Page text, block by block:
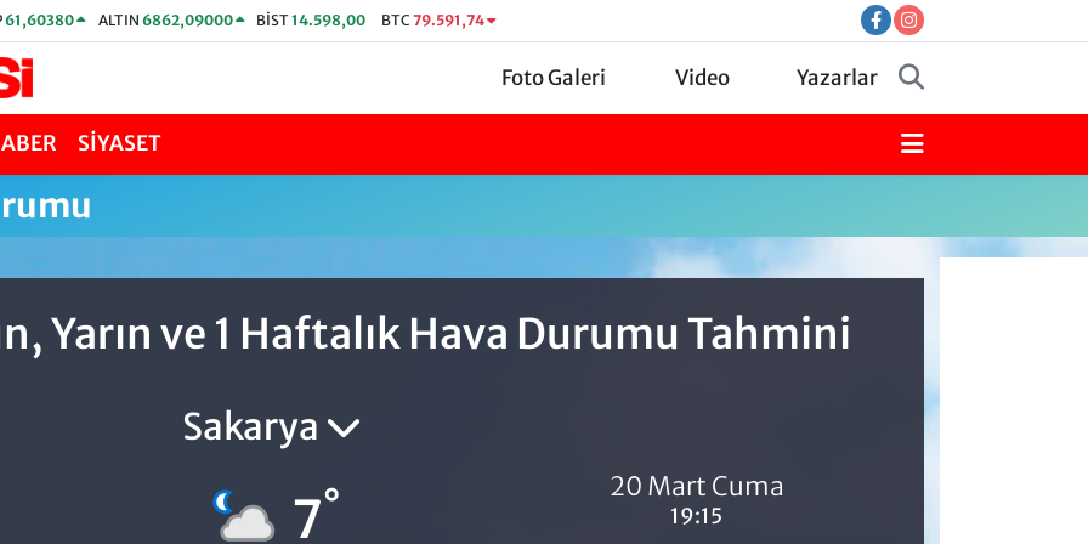
61,60380 ALTIN 6862,09000 BİST14.598,00 BTC 79.591,74
Foto Galeri Video Yazarlar
SİYASET
Yarın ve 1 Haftalık Hava Durumu Tahmini
Sakarya
7° 20 Mart Cuma
19:15